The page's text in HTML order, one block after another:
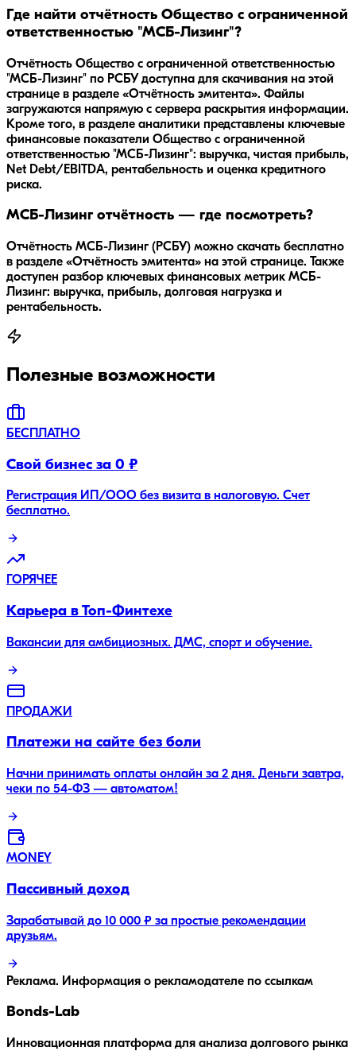
Где найти отчётность Общество с ограниченной
ответственностью "МСБ-Лизинг"?
Отчётность Общество с ограниченной ответственностью
"МСБ-Лизинг" по РСБУ доступна для скачивания на этой
странице в разделе «Отчётность эмитента». Файлы
загружаются напрямую с сервера раскрытия информации.
Кроме того, в разделе аналитики представлены ключевые
финансовые показатели Общество с ограниченной
ответственностью "МСБ-Лизинг": выручка, чистая прибыль,
Net Debt/EBITDA, рентабельность и оценка кредитного
риска.
МСБ-Лизинг отчётность — где посмотреть?
Отчётность МСБ-Лизинг (РСБУ) можно скачать бесплатно
в разделе «Отчётность эмитента» на этой странице. Также
доступен разбор ключевых финансовых метрик МСБ-
Лизинг: выручка, прибыль, долговая нагрузка и
рентабельность.
Полезные возможности
БЕСПЛАТНО
Свой бизнес за 0 ₽
Регистрация ИП/ООО без визита в налоговую. Счет
бесплатно.
ГОРЯЧЕЕ
Карьера в Топ-Финтехе
Вакансии для амбициозных. ДМС, спорт и обучение.
ПРОДАЖИ
Платежи на сайте без боли
Начни принимать оплаты онлайн за 2 дня. Деньги завтра,
чеки по 54-ФЗ — автоматом!
MONEY
Пассивный доход
Зарабатывай до 10 000 ₽ за простые рекомендации
друзьям.
Реклама. Информация о рекламодателе по ссылкам
Bonds-Lab
Инновационная платформа для анализа долгового рынка